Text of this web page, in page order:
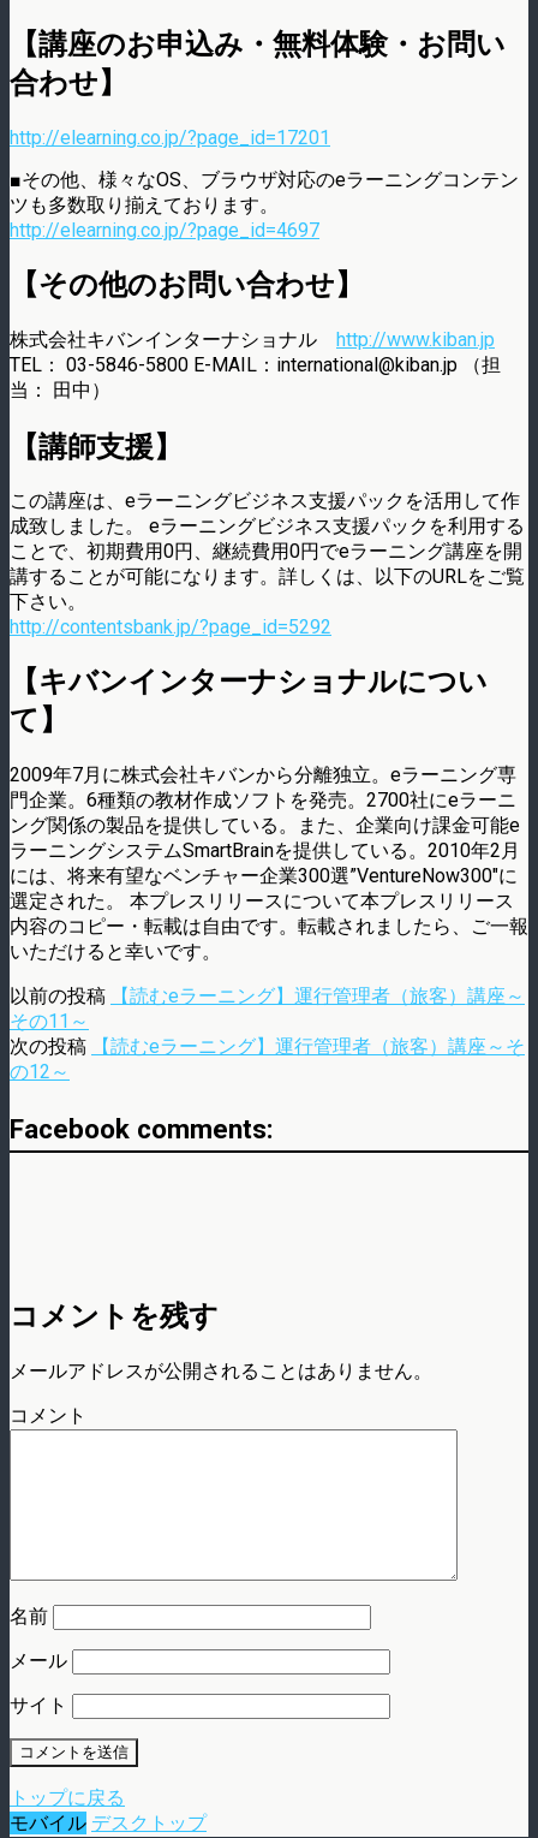
【講座のお申込み・無料体験・お問い
合わせ】
http://elearning.co.jp/?page_id=17201
■その他、様々なOS、ブラウザ対応のeラーニングコンテン
ツも多数取り揃えております。
http://elearning.co.jp/?page_id=4697
【その他のお問い合わせ】
株式会社キバンインターナショナル http://www.kiban.jp
TEL： 03-5846-5800 E-MAIL：international@kiban.jp （担
当： 田中）
【講師支援】
この講座は、eラーニングビジネス支援パックを活用して作
成致しました。 eラーニングビジネス支援パックを利用する
ことで、初期費用0円、継続費用0円でeラーニング講座を開
講することが可能になります。詳しくは、以下のURLをご覧
下さい。
http://contentsbank.jp/?page_id=5292
【キバンインターナショナルについ
て】
2009年7月に株式会社キバンから分離独立。eラーニング専
門企業。6種類の教材作成ソフトを発売。2700社にeラーニ
ング関係の製品を提供している。また、企業向け課金可能e
ラーニングシステムSmartBrainを提供している。2010年2月
には、将来有望なベンチャー企業300選”VentureNow300″に
選定された。 本プレスリリースについて本プレスリリース
内容のコピー・転載は自由です。転載されましたら、ご一報
いただけると幸いです。
以前の投稿
【読むeラーニング】運行管理者（旅客）講座～
その11～
次の投稿
【読むeラーニング】運行管理者（旅客）講座～そ
の12～
Facebook comments:
コメントを残す
メールアドレスが公開されることはありません。
コメント
名前
メール
サイト
トップに戻る
モバイル デスクトップ